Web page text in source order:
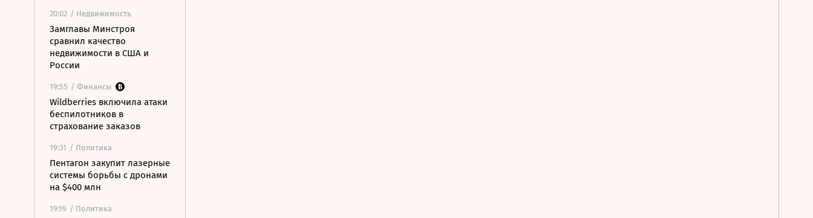
20:02 / Недвижимость
Замглавы Минстроя
сравнил качество
недвижимости в США и
России
19:55 / Финансы
Wildberries включила атаки
беспилотников в
страхование заказов
19:31 / Политика
Пентагон закупит лазерные
системы борьбы с дронами
на $400 млн
19:19 / Политика